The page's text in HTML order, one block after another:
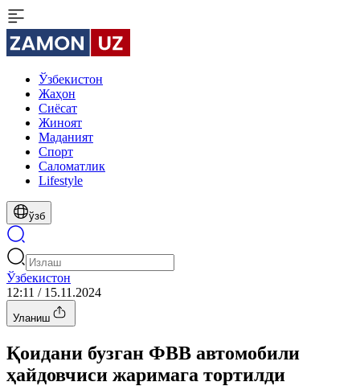
Ўзбекистон
Жаҳон
Сиёсат
Жиноят
Маданият
Спорт
Cаломатлик
Lifestyle
ўзб
Ўзбекистон
12:11 / 15.11.2024
Уланиш
Қоидани бузган ФВВ автомобили
ҳайдовчиси жаримага тортилди